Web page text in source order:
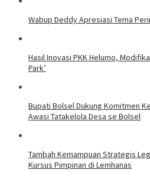
Wabup Deddy Apresiasi Tema
Hasil Inovasi PKK Helumo,
Park’
Bupati Bolsel Dukung Komitmen
Awasi Tatakelola Desa se Bolsel
Tambah Kemampuan Strategis
Kursus Pimpinan di Lemhanas